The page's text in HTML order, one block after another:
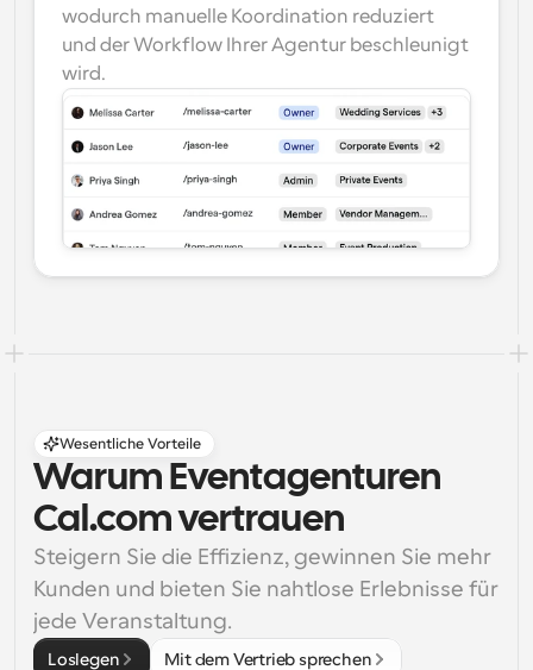
wodurch manuelle Koordination reduziert
und der Workflow Ihrer Agentur beschleunigt
wird.
Wesentliche Vorteile
Warum Eventagenturen
Cal.com vertrauen
Steigern Sie die Effizienz, gewinnen Sie mehr
Kunden und bieten Sie nahtlose Erlebnisse für
jede Veranstaltung.
Loslegen Mit dem Vertrieb sprechen